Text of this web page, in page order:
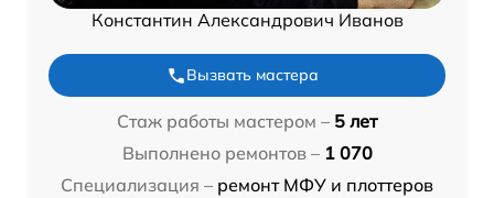
Константин Александрович Иванов
Вызвать мастера
Стаж работы мастером – 5 лет
Выполнено ремонтов – 1 070
Специализация – ремонт МФУ и плоттеров